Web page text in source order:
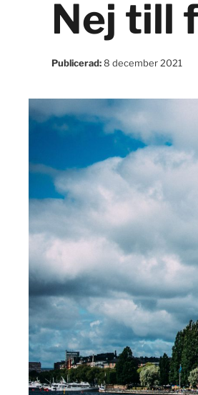
Nej till
Publicerad:8 december 2021